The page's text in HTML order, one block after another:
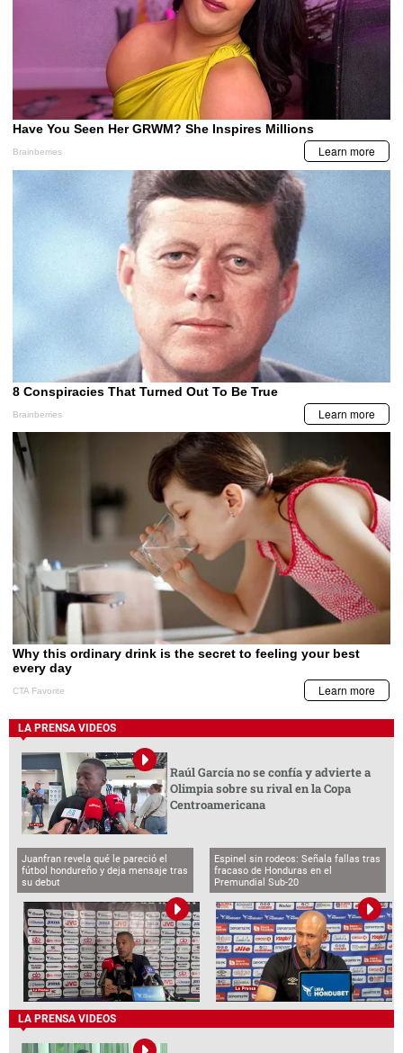
LA PRENSA VIDEOS
Raúl García no se confía y advierte a
Olimpia sobre su rival en la Copa
Centroamericana
Juanfran revela qué le pareció el
fútbol hondureño y deja mensaje tras
su debut
Espinel sin rodeos: Señala fallas tras
fracaso de Honduras en el
Premundial Sub-20
LA PRENSA VIDEOS